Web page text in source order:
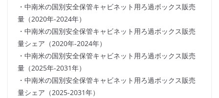
・中南米の国別安全保管キャビネット用ろ過ボックス販売
量（2020年-2024年）
・中南米の国別安全保管キャビネット用ろ過ボックス販売
量シェア（2020年-2024年）
・中南米の国別安全保管キャビネット用ろ過ボックス販売
量（2025年-2031年）
・中南米の国別安全保管キャビネット用ろ過ボックス販売
量シェア（2025-2031年）